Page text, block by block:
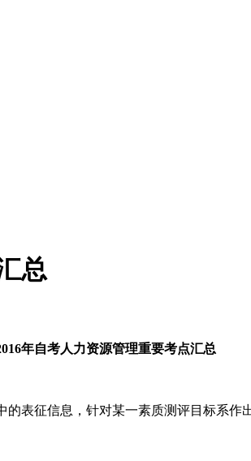
总
年自考人力资源管理重要考点汇总
表征信息，针对某一素质测评目标系